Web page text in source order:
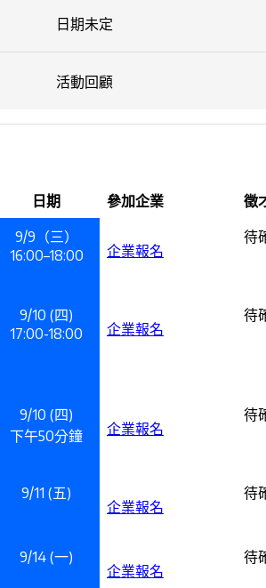
日期未定
活動回顧
日期 參加企業
徵
9/9（三）
16:00–18:00
企業報名
待
9/10 (四)
17:00-18:00
企業報名
待
9/10 (四)
下午50分鐘
企業報名
待
9/11 (五)
企業報名
待
9/14 (一)
企業報名
待